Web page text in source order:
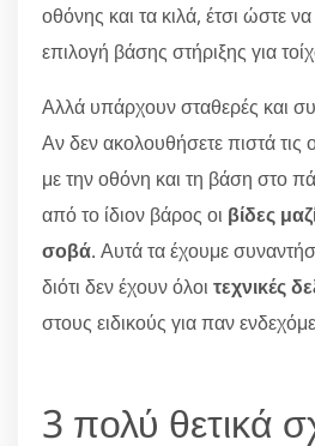
οθόνης και τα κιλά, έτσι ώστε
επιλογή βάσης στήριξης για
Αλλά υπάρχουν σταθερές και
Αν δεν ακολουθήσετε πιστά τις
με την οθόνη και τη βάση στο
από το ίδιον βάρος οι βίδες
σοβά. Αυτά τα έχουμε
διότι δεν έχουν όλοι τεχνικές
στους ειδικούς για παν
3 πολύ θετικά